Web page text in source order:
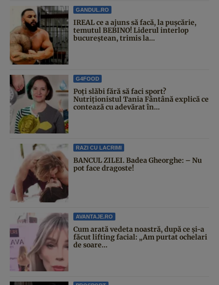
GANDUL.RO
IREAL ce a ajuns să facă, la pușcărie,
temutul BEBINO! Liderul interlop
bucureștean, trimis la...
G4FOOD
Poți slăbi fără să faci sport?
Nutriționistul Tania Fântână explică ce
contează cu adevărat în...
RAZI CU LACRIMI
BANCUL ZILEI. Badea Gheorghe: – Nu
pot face dragoste!
AVANTAJE.RO
Cum arată vedeta noastră, după ce și-a
făcut lifting facial: „Am purtat ochelari
de soare...